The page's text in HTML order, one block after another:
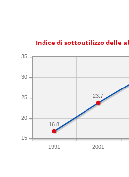
Indice di sottoutilizzo delle
1991 2001
15
20
25
30
35
23.7
16.8